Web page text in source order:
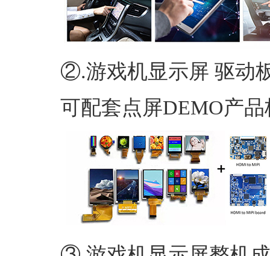
②.游戏机显示屏 驱动
可配套点屏DEMO产